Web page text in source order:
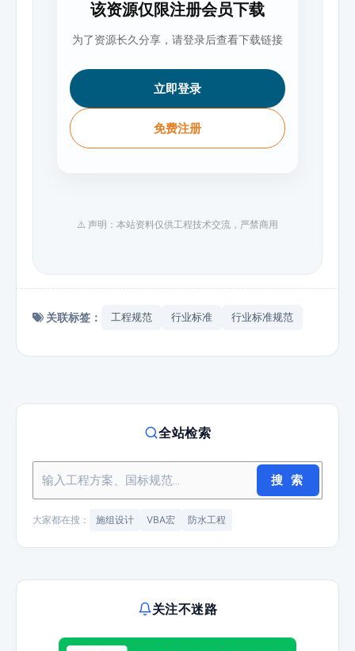
该资源仅限注册会员下载
为了资源长久分享，请登录后查看下载链接
立即登录
免费注册
⚠️ 声明：本站资料仅供工程技术交流，严禁商用
关联标签： 工程规范 行业标准 行业标准规范
全站检索
搜 索
大家都在搜： 施组设计 VBA宏 防水工程
关注不迷路